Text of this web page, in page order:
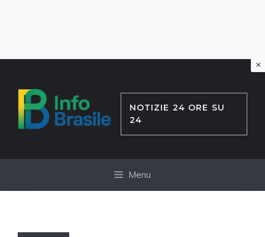
contenuto
NOTIZIE 24 ORE SU
24
Menu
×